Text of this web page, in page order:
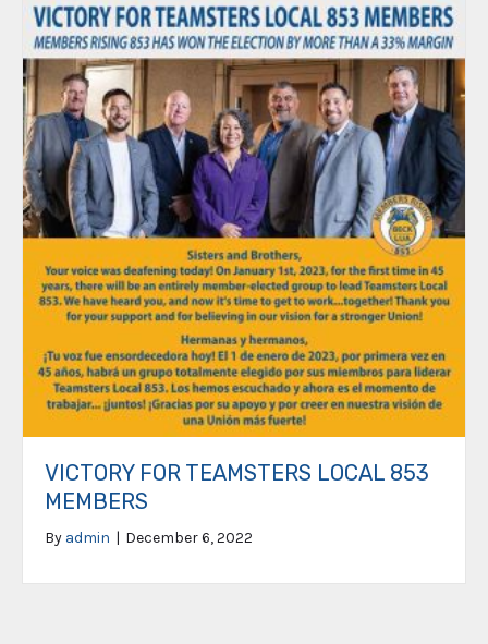
VICTORY FOR TEAMSTERS LOCAL 853
MEMBERS
By admin | December 6, 2022